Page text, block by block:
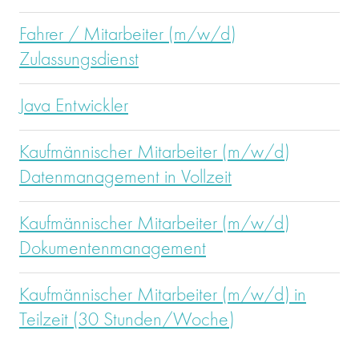
Fahrer / Mitarbeiter (m/w/d)
Zulassungsdienst
Java Entwickler
Kaufmännischer Mitarbeiter (m/w/d)
Datenmanagement in Vollzeit
Kaufmännischer Mitarbeiter (m/w/d)
Dokumentenmanagement
Kaufmännischer Mitarbeiter (m/w/d) in
Teilzeit (30 Stunden/Woche)